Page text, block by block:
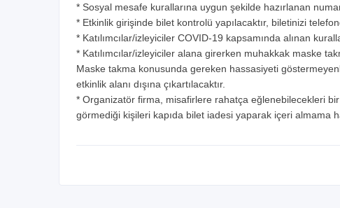
* Sosyal mesafe kurallarına uygun şekilde hazırlanan
* Etkinlik girişinde bilet kontrolü yapılacaktır, biletinizi
* Katılımcılar/izleyiciler COVID-19 kapsamında alınan
* Katılımcılar/izleyiciler alana girerken muhakkak maske
Maske takma konusunda gereken hassasiyeti
etkinlik alanı dışına çıkartılacaktır.
* Organizatör firma, misafirlere rahatça eğlenebilecekleri
görmediği kişileri kapıda bilet iadesi yaparak içeri almama